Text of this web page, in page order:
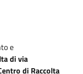
e
di via
di Raccolta